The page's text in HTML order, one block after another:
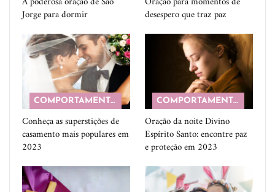
Jorge para dormir desespero que traz paz
COMPORTAMENTO
Conheça as superstições de
casamento mais populares em
2023
COMPORTAMENTO
Oração da noite Divino
Espírito Santo: encontre paz
e proteção em 2023